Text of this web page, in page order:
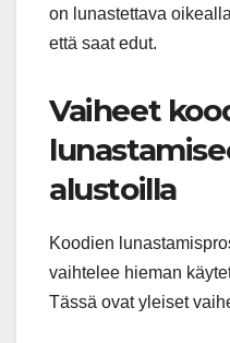
on lunastettava
että saat edut.
Vaiheet
alustoilla
Koodien
vaihtelee hieman
Tässä ovat yleiset